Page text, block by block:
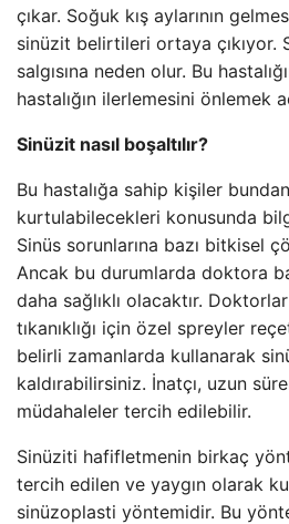
çıkar. Soğuk kış aylarının
sinüzit belirtileri ortaya çıkıyor.
salgısına neden olur. Bu
hastalığın ilerlemesini önlemek
Sinüzit nasıl boşaltılır?
Bu hastalığa sahip kişiler
kurtulabilecekleri konusunda
Sinüs sorunlarına bazı bitkisel
Ancak bu durumlarda doktora
daha sağlıklı olacaktır.
tıkanıklığı için özel spreyler
belirli zamanlarda kullanarak
kaldırabilirsiniz. İnatçı, uzun
müdahaleler tercih edilebilir.
Sinüziti hafifletmenin birkaç
tercih edilen ve yaygın olarak
sinüzoplasti yöntemidir. Bu